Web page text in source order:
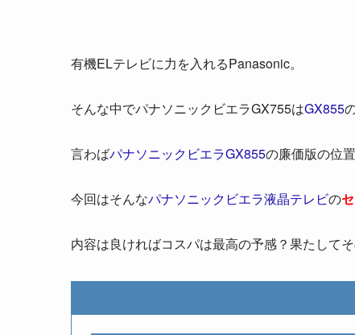
有機ELテレビに力を入れるPanasonic。
そんな中でパナソニックビエラGX755はGX855
言わばパナソニックビエラGX855の廉価版の位置
今回はそんなパナソニックビエラ液晶テレビの
内容は良ければコスパは最高の予感？果たして